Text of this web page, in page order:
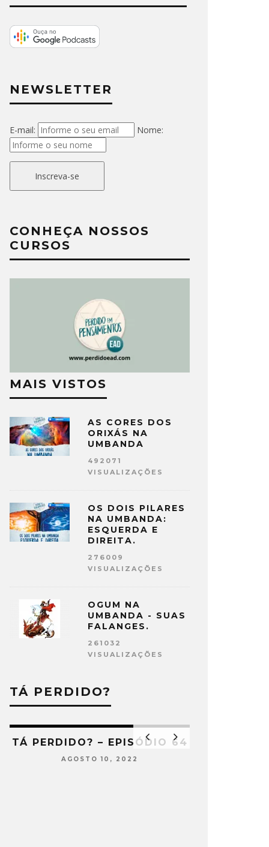
NEWSLETTER
E-mail: Nome:
Inscreva-se
CONHEÇA NOSSOS
CURSOS
MAIS VISTOS
AS CORES DOS
ORIXÁS NA
UMBANDA
492071
VISUALIZAÇÕES
OS DOIS PILARES
NA UMBANDA:
ESQUERDA E
DIREITA.
276009
VISUALIZAÇÕES
OGUM NA
UMBANDA - SUAS
FALANGES.
261032
VISUALIZAÇÕES
TÁ PERDIDO?
TÁ PERDIDO? – EPISÓDIO 64
AGOSTO 10, 2022